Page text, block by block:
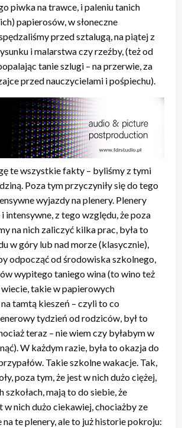
piwka na trawce, i paleniu tanich
papierosów, w słoneczne
przed sztalugą, na piątej z
i malarstwa czy rzeźby, (też od
tanie szlugi – na przerwie, za
przed nauczycielami i pośpiechu).
te wszystkie fakty – byliśmy z tymi
Poza tym przyczyniły się do tego
wyjazdy na plenery. Plenery
intensywne, z tego względu, że poza
na nich zaliczyć kilka prac, była to
w góry lub nad morze (klasycznie),
odpocząć od środowiska szkolnego,
wypitego taniego wina (to wino też
wiecie, takie w papierowych
tamtą kieszeń – czyli to co
tydzień od rodziców, był to
teraz – nie wiem czy byłabym w
W każdym razie, była to okazja do
Takie szkolne wakacje. Tak,
poza tym, że jest w nich dużo ciężej,
szkołach, mają to do siebie, że
w nich dużo ciekawiej, chociażby ze
na te plenery, ale to już historie pokroju: